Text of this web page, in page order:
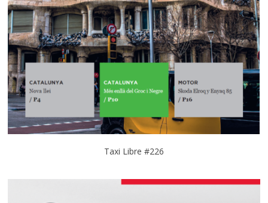
Taxi Libre #226